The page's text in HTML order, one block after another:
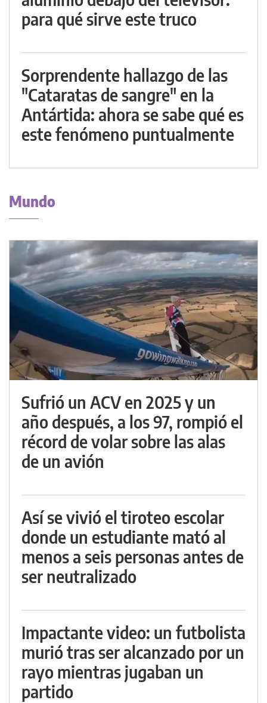
para qué sirve este truco
Sorprendente hallazgo de las
"Cataratas de sangre" en la
Antártida: ahora se sabe qué es
este fenómeno puntualmente
Mundo
Sufrió un ACV en 2025 y un
año después, a los 97, rompió el
récord de volar sobre las alas
de un avión
Así se vivió el tiroteo escolar
donde un estudiante mató al
menos a seis personas antes de
ser neutralizado
Impactante video: un futbolista
murió tras ser alcanzado por un
rayo mientras jugaban un
partido